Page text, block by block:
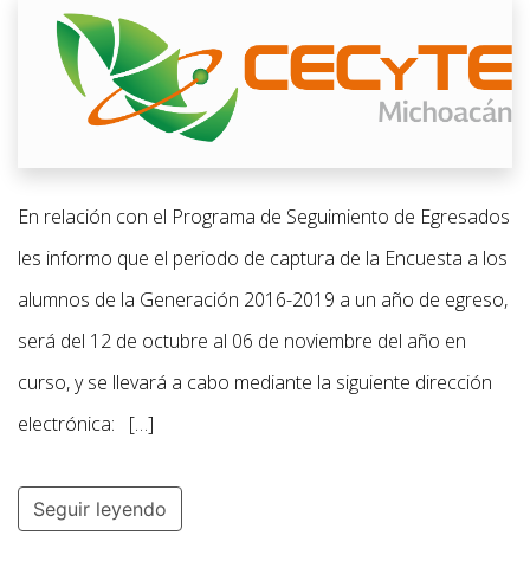
En relación con el Programa de Seguimiento de Egresados
les informo que el periodo de captura de la Encuesta a los
alumnos de la Generación 2016-2019 a un año de egreso,
será del 12 de octubre al 06 de noviembre del año en
curso, y se llevará a cabo mediante la siguiente dirección
electrónica: […]
Seguir leyendo